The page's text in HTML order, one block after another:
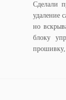
Сделали
удаление
но
блоку